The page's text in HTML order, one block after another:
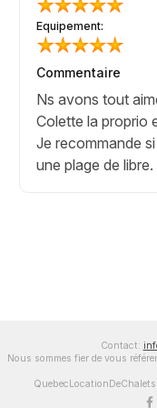
Equipement:
Commentaire
Ns avons tout
Colette la proprio
Je recommande
une plage de libre.
Contact:
Nous sommes fier de vous